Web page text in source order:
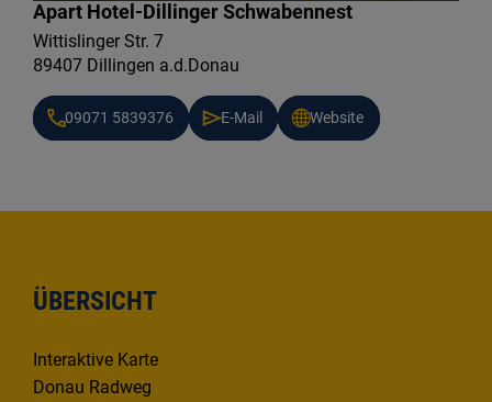
Apart Hotel-Dillinger Schwabennest
Wittislinger Str. 7
89407 Dillingen a.d.Donau
09071 5839376 E-Mail Website
ÜBERSICHT
Interaktive Karte
Donau Radweg